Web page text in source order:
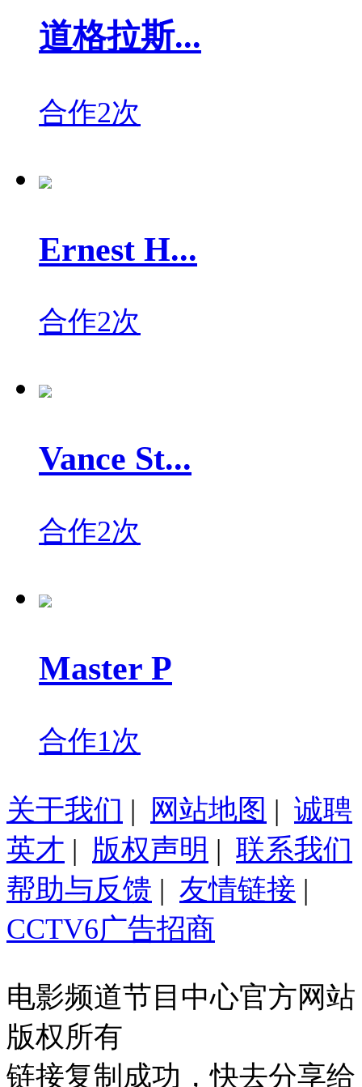
道格拉斯...
合作2次
Ernest H...
合作2次
Vance St...
合作2次
Master P
合作1次
关于我们 | 网站地图 | 诚聘
英才 | 版权声明 | 联系我们
帮助与反馈 | 友情链接 |
CCTV6广告招商
电影频道节目中心官方网站
版权所有
链接复制成功，快去分享给